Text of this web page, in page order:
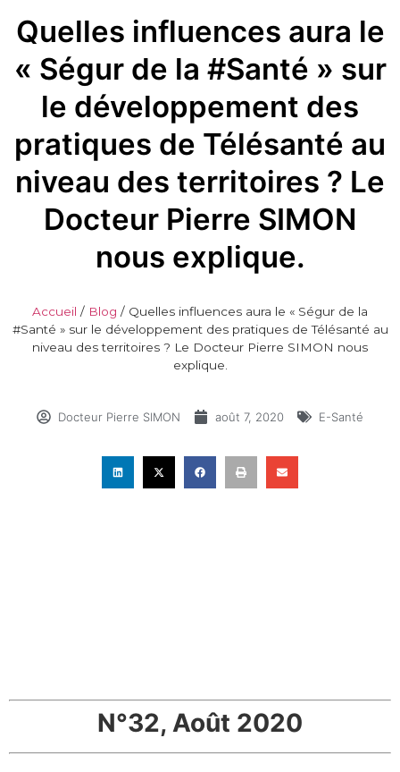
Quelles influences aura le
« Ségur de la #Santé » sur
le développement des
pratiques de Télésanté au
niveau des territoires ? Le
Docteur Pierre SIMON
nous explique.
Accueil / Blog / Quelles influences aura le « Ségur de la
#Santé » sur le développement des pratiques de Télésanté au
niveau des territoires ? Le Docteur Pierre SIMON nous
explique.
Docteur Pierre SIMON août 7, 2020 E-Santé
N°32, Août 2020